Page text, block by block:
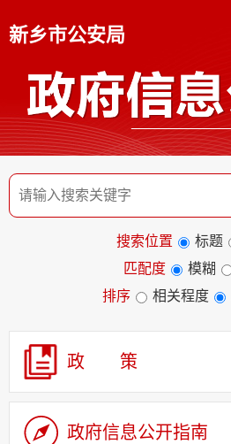
新乡市公安局
搜索位置 标题
匹配度
模糊
排序
相关程度
政 策
政府信息公开指南